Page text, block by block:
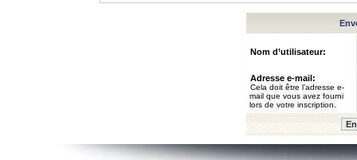
Nom d’utilisateur:
Adresse e-mail:
Cela doit être l’adresse e-
mail que vous avez fourni
lors de votre inscription.